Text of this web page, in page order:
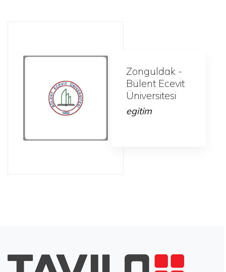
Zonguldak -
Bülent Ecevit
Üniversitesi
egitim